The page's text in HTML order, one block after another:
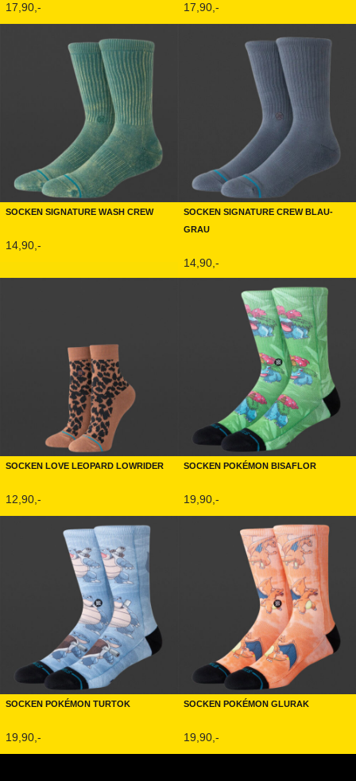
17,90,- 17,90,-
Socken Signature Wash Crew
14,90,-
Socken Signature Crew Blau-
Grau
14,90,-
Socken Love Leopard Lowrider
12,90,-
Socken Pokémon Bisaflor
19,90,-
Socken Pokémon Turtok
19,90,-
Socken Pokémon Glurak
19,90,-